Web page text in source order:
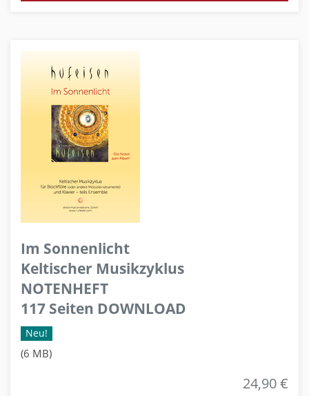
Im Sonnenlicht
Keltischer Musikzyklus
NOTENHEFT
117 Seiten DOWNLOAD
Neu!
(6 MB)
24,90 €